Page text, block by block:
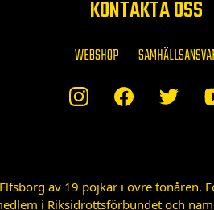
KONTAKTA OSS
WEBSHOP
av 19 pojkar i övre tonåren.
i Riksidrottsförbundet och